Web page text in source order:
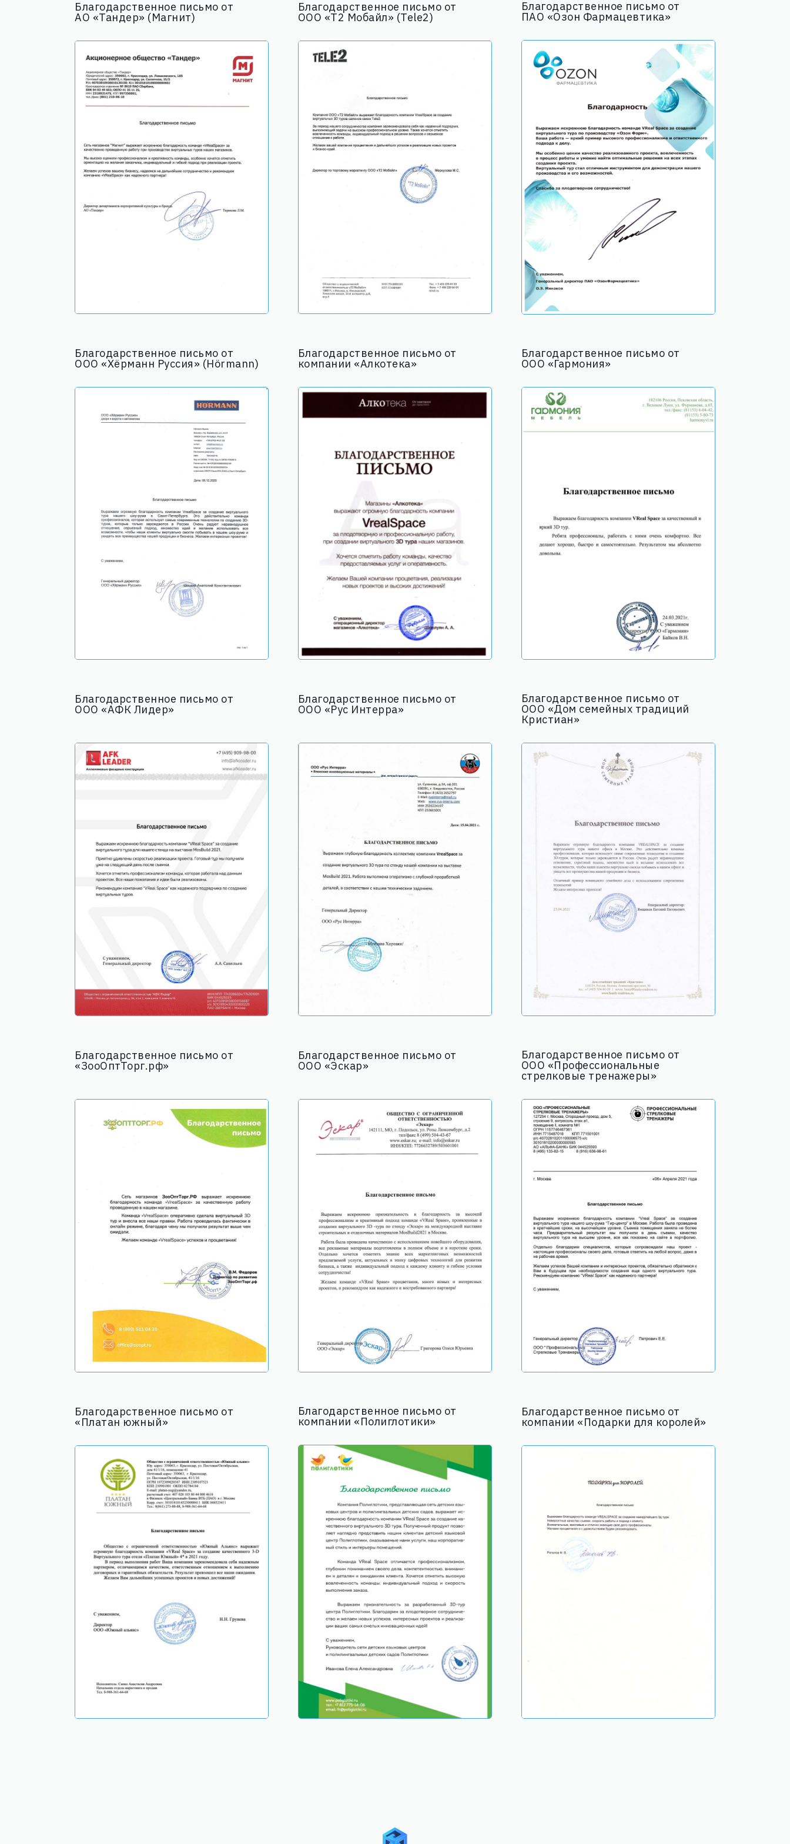
Благодарственное письмо от
АО «Тандер» (Магнит)
Благодарственное письмо от
ООО «Т2 Мобайл» (Tele2)
Благодарственное письмо от
ПАО «Озон Фармацевтика»
Благодарственное письмо от
ООО «Хёрманн Руссия» (Hörmann)
Благодарственное письмо от
компании «Алкотека»
Благодарственное письмо от
ООО «Гармония»
Благодарственное письмо от
ООО «АФК Лидер»
Благодарственное письмо от
ООО «Рус Интерра»
Благодарственное письмо от
ООО «Дом семейных традиций
Кристиан»
Благодарственное письмо от
«ЗооОптТорг.рф»
Благодарственное письмо от
ООО «Эскар»
Благодарственное письмо от
ООО «Профессиональные
стрелковые тренажеры»
Благодарственное письмо от
«Платан южный»
Благодарственное письмо от
компании «Полиглотики»
Благодарственное письмо от
компании «Подарки для королей»